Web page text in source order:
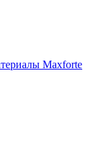
Maxforte